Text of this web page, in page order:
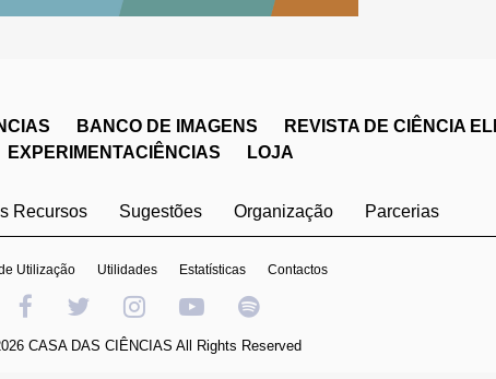
BANCO DE IMAGENS
REVISTA DE CIÊNCIA
EXPERIMENTACIÊNCIAS
LOJA
Recursos Sugestões Organização Parcerias
Utilização Utilidades Estatísticas Contactos
CASA DAS CIÊNCIAS All Rights Reserved